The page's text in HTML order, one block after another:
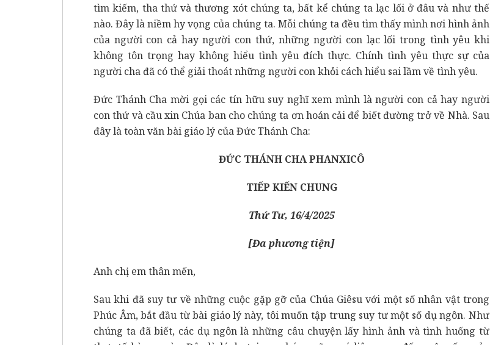
tìm kiếm, tha thứ và thương xót chúng ta, bất kể chúng ta lạc lối ở đâu và như thế
nào. Đây là niềm hy vọng của chúng ta. Mỗi chúng ta đều tìm thấy mình nơi hình ảnh
của người con cả hay người con thứ, những người con lạc lối trong tình yêu khi
không tôn trọng hay không hiểu tình yêu đích thực. Chính tình yêu thực sự của
người cha đã có thể giải thoát những người con khỏi cách hiểu sai lầm về tình yêu.
Đức Thánh Cha mời gọi các tín hữu suy nghĩ xem mình là người con cả hay người
con thứ và cầu xin Chúa ban cho chúng ta ơn hoán cải để biết đường trở về Nhà. Sau
đây là toàn văn bài giáo lý của Đức Thánh Cha:
ĐỨC THÁNH CHA PHANXICÔ
TIẾP KIẾN CHUNG
Thứ Tư, 16/4/2025
[Đa phương tiện]
Anh chị em thân mến,
Sau khi đã suy tư về những cuộc gặp gỡ của Chúa Giêsu với một số nhân vật trong
Phúc Âm, bắt đầu từ bài giáo lý này, tôi muốn tập trung suy tư một số dụ ngôn. Như
chúng ta đã biết, các dụ ngôn là những câu chuyện lấy hình ảnh và tình huống từ